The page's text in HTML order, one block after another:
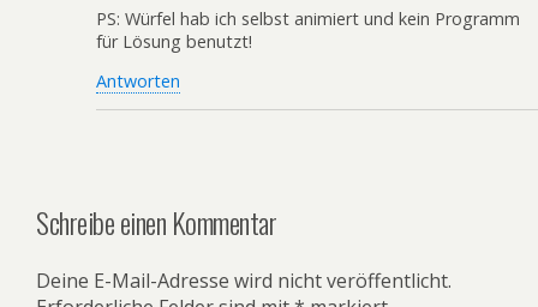
PS: Würfel hab ich selbst animiert und kein Programm
für Lösung benutzt!
Antworten
Schreibe einen Kommentar
Deine E-Mail-Adresse wird nicht veröffentlicht.